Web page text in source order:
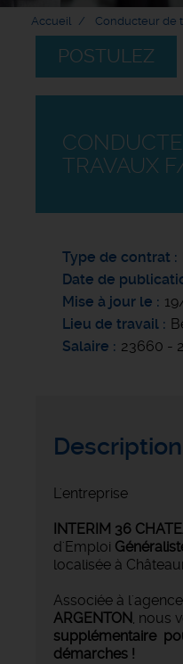
Accueil Conducteur de
POSTULEZ
TRAVAUX
Type de contrat
Date de
Mise à jour le
Lieu de travail
Salaire
23660 -
L'entreprise
INTERIM 36
d'Emploi
localisée à
Associée à l'agence
ARGENTON, nous
supplémentaire
démarches !